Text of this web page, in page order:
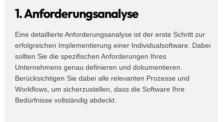
1. Anforderungsanalyse
Eine detaillierte Anforderungsanalyse ist der erste Schritt zur
erfolgreichen Implementierung einer Individualsoftware. Dabei
sollten Sie die spezifischen Anforderungen Ihres
Unternehmens genau definieren und dokumentieren.
Berücksichtigen Sie dabei alle relevanten Prozesse und
Workflows, um sicherzustellen, dass die Software Ihre
Bedürfnisse vollständig abdeckt.